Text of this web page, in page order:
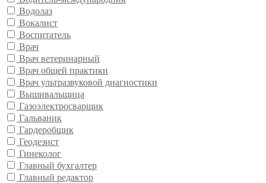
Водолаз
Вокалист
Воспитатель
Врач
Врач ветеринарный
Врач общей практики
Врач ультразвуковой диагностики
Вышивальщица
Газоэлектросварщик
Гальваник
Гардеробщик
Геодезист
Гинеколог
Главный бухгалтер
Главный редактор